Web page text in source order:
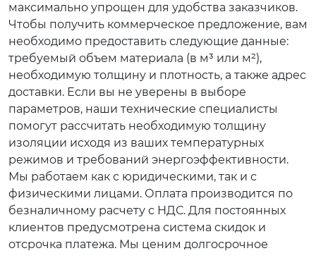
максимально упрощен для удобства заказчиков.
Чтобы получить коммерческое предложение, вам
необходимо предоставить следующие данные:
требуемый объем материала (в м³ или м²),
необходимую толщину и плотность, а также адрес
доставки. Если вы не уверены в выборе
параметров, наши технические специалисты
помогут рассчитать необходимую толщину
изоляции исходя из ваших температурных
режимов и требований энергоэффективности.
Мы работаем как с юридическими, так и с
физическими лицами. Оплата производится по
безналичному расчету с НДС. Для постоянных
клиентов предусмотрена система скидок и
отсрочка платежа. Мы ценим долгосрочное